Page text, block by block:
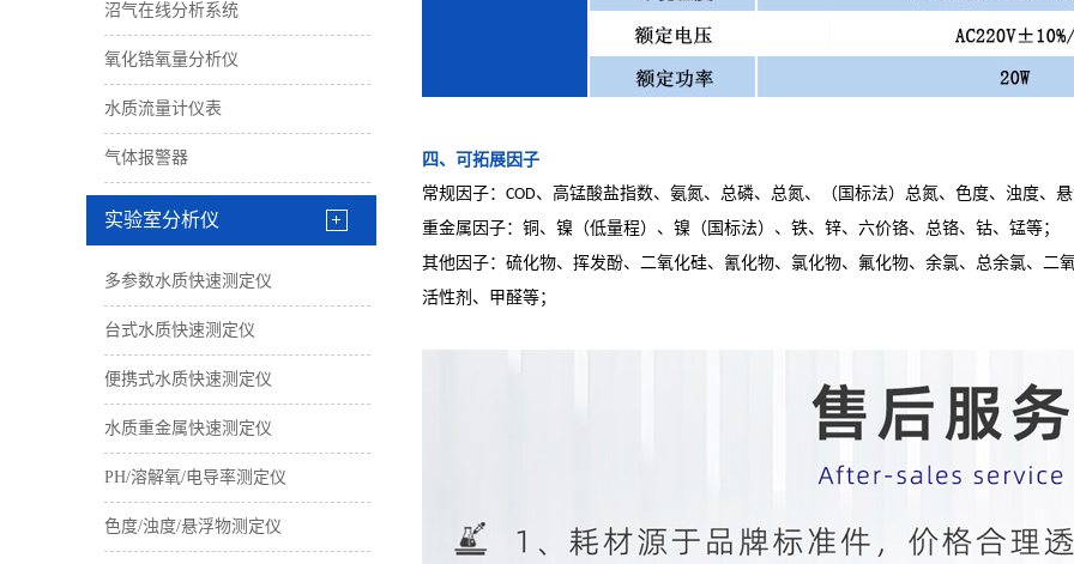
沼气在线分析系统
氧化锆氧量分析仪
水质流量计仪表
气体报警器
实验室分析仪
多参数水质快速测定仪
台式水质快速测定仪
便携式水质快速测定仪
水质重金属快速测定仪
PH/溶解氧/电导率测定仪
色度/浊度/悬浮物测定仪
四、可拓展因子
常规因子： COD、高锰酸盐指数、氨氮、总磷、总氮、（国标法）总氮、色度、浊度、悬
重金属因子：铜、镍（低量程）、镍（国标法）、铁、锌、六价铬、总铬、钴、锰等；
其他因子：硫化物、挥发酚、二氧化硅、氰化物、氯化物、氟化物、余氯、总余氯、二
活性剂、甲醛等；